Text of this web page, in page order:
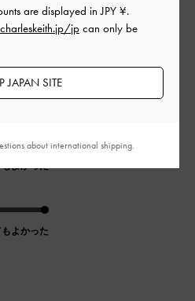
。
わせやすい。
よかった
もよかった
are displayed inJPY ¥.
jpcan only be
JAPAN SITE
about international shipping.